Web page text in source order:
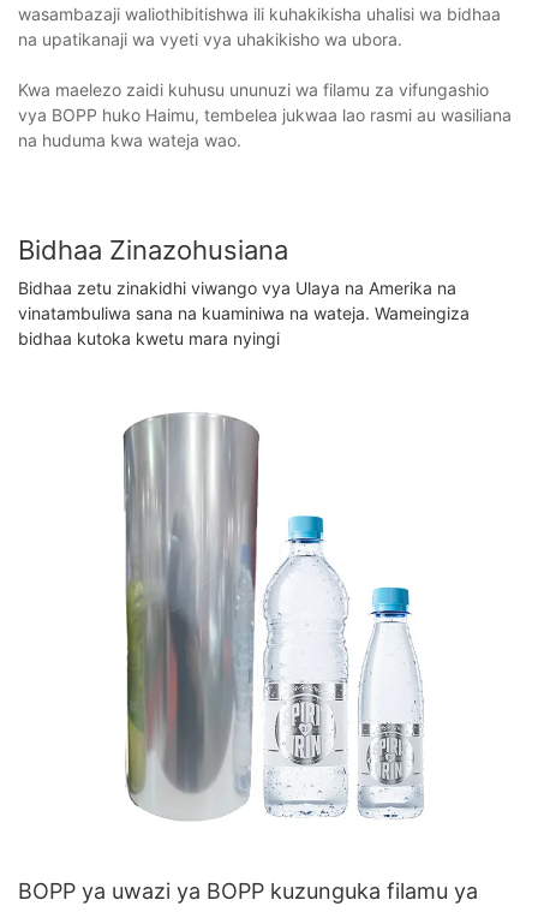
wasambazaji waliothibitishwa ili kuhakikisha uhalisi wa bidhaa
na upatikanaji wa vyeti vya uhakikisho wa ubora.
Kwa maelezo zaidi kuhusu ununuzi wa filamu za vifungashio
vya BOPP huko Haimu, tembelea jukwaa lao rasmi au wasiliana
na huduma kwa wateja wao.
Bidhaa Zinazohusiana
Bidhaa zetu zinakidhi viwango vya Ulaya na Amerika na
vinatambuliwa sana na kuaminiwa na wateja. Wameingiza
bidhaa kutoka kwetu mara nyingi
BOPP ya uwazi ya BOPP kuzunguka filamu ya